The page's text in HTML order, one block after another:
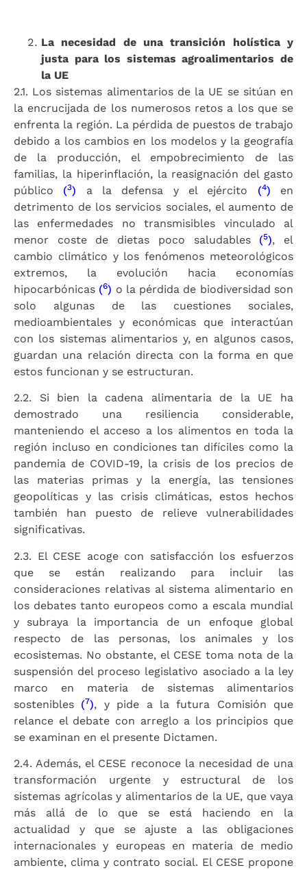
La necesidad de una transición holística y
justa para los sistemas agroalimentarios de
la UE
2.1. Los sistemas alimentarios de la UE se sitúan en
la encrucijada de los numerosos retos a los que se
enfrenta la región. La pérdida de puestos de trabajo
debido a los cambios en los modelos y la geografía
de la producción, el empobrecimiento de las
familias, la hiperinflación, la reasignación del gasto
público (3) a la defensa y el ejército (4) en
detrimento de los servicios sociales, el aumento de
las enfermedades no transmisibles vinculado al
menor coste de dietas poco saludables (5), el
cambio climático y los fenómenos meteorológicos
extremos, la evolución hacia economías
hipocarbónicas (6) o la pérdida de biodiversidad son
solo algunas de las cuestiones sociales,
medioambientales y económicas que interactúan
con los sistemas alimentarios y, en algunos casos,
guardan una relación directa con la forma en que
estos funcionan y se estructuran.
2.2. Si bien la cadena alimentaria de la UE ha
demostrado una resiliencia considerable,
manteniendo el acceso a los alimentos en toda la
región incluso en condiciones tan difíciles como la
pandemia de COVID-19, la crisis de los precios de
las materias primas y la energía, las tensiones
geopolíticas y las crisis climáticas, estos hechos
también han puesto de relieve vulnerabilidades
significativas.
2.3. El CESE acoge con satisfacción los esfuerzos
que se están realizando para incluir las
consideraciones relativas al sistema alimentario en
los debates tanto europeos como a escala mundial
y subraya la importancia de un enfoque global
respecto de las personas, los animales y los
ecosistemas. No obstante, el CESE toma nota de la
suspensión del proceso legislativo asociado a la ley
marco en materia de sistemas alimentarios
sostenibles (7), y pide a la futura Comisión que
relance el debate con arreglo a los principios que
se examinan en el presente Dictamen.
2.4. Además, el CESE reconoce la necesidad de una
transformación urgente y estructural de los
sistemas agrícolas y alimentarios de la UE, que vaya
más allá de lo que se está haciendo en la
actualidad y que se ajuste a las obligaciones
internacionales y europeas en materia de medio
ambiente, clima y contrato social. El CESE propone